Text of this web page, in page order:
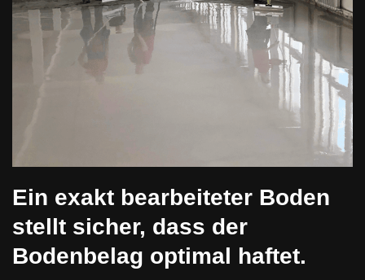
Ein exakt bearbeiteter Boden
stellt sicher, dass der
Bodenbelag optimal haftet.